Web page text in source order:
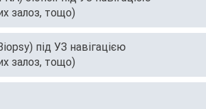
залоз, тощо)
під УЗ навігацією
залоз, тощо)